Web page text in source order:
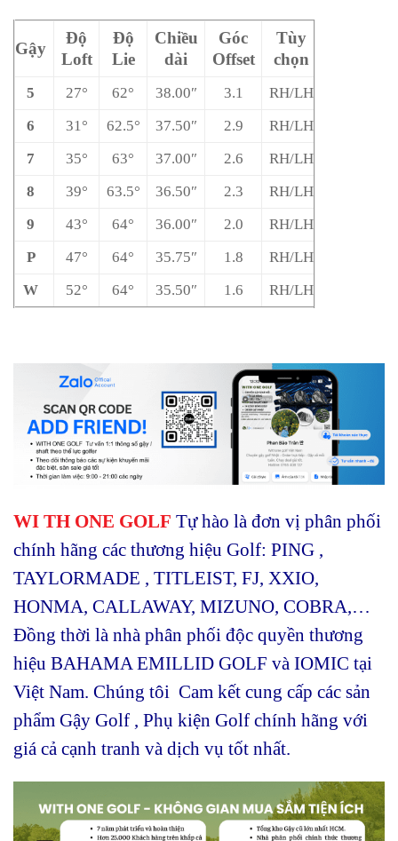
Gậy
Độ
Loft
Độ
Lie
Chiều
dài
Góc
Offset
Tùy
chọn
5 27° 62° 38.00″ 3.1
RH/LH
6
31° 62.5° 37.50″ 2.9
RH/LH
7
35° 63° 37.00″ 2.6
RH/LH
8
39° 63.5° 36.50″ 2.3
RH/LH
9
43° 64° 36.00″ 2.0
RH/LH
P
47° 64° 35.75″ 1.8
RH/LH
W
52° 64° 35.50″ 1.6 RH/LH
WI TH ONE GOLF Tự hào là đơn vị phân phối
chính hãng các thương hiệu Golf: PING ,
TAYLORMADE , TITLEIST, FJ, XXIO,
HONMA, CALLAWAY, MIZUNO, COBRA,…
Đồng thời là nhà phân phối độc quyền thương
hiệu BAHAMA EMILLID GOLF và IOMIC tại
Việt Nam. Chúng tôi Cam kết cung cấp các sản
phẩm Gậy Golf , Phụ kiện Golf chính hãng với
giá cả cạnh tranh và dịch vụ tốt nhất.